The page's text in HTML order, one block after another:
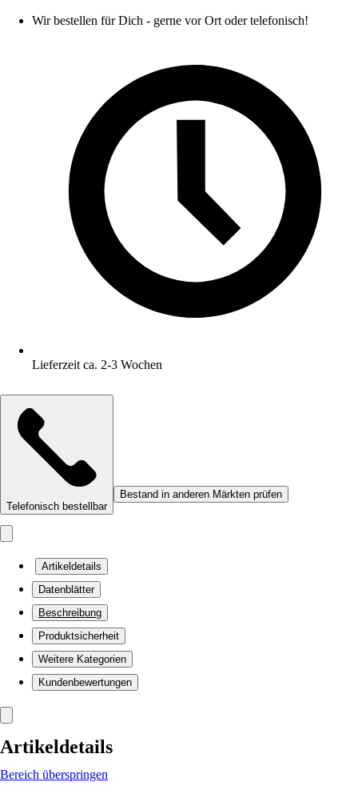
Wir bestellen für Dich - gerne vor Ort oder telefonisch!
Lieferzeit ca. 2-3 Wochen
Telefonisch bestellbar
Bestand in anderen Märkten prüfen
Artikeldetails
Datenblätter
Beschreibung
Produktsicherheit
Weitere Kategorien
Kundenbewertungen
Artikeldetails
Bereich überspringen